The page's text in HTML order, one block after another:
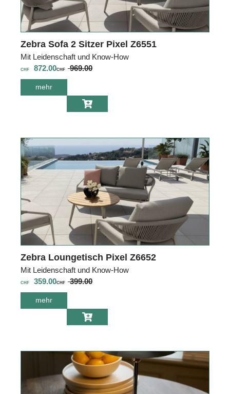
Zebra Sofa 2 Sitzer Pixel Z6551
Mit Leidenschaft und Know-How
CHF 872.00CHF 969.00
mehr
2 Sitzer Pixel
Zebra Loungetisch Pixel Z6652
Mit Leidenschaft und Know-How
CHF 359.00CHF 399.00
mehr
Loungetisch
Pixel Z6652